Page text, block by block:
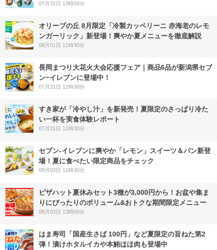
07月31日 13時00分
オリーブの丘 8月限定「冷製カッペリーニ 赤海老のレモ
ンガーリック」新登場！爽やか夏メニューを徹底解説
08月01日 11時30分
長岡まつり大花火大会応援フェア｜商品6品が新潟県セブ
ン−イレブンに登場中！
07月31日 11時30分
すき家が「冷やし汁」を新発売！夏限定のさっぱり冷た
い一杯を実食体験レポート
07月31日 11時30分
セブン‐イレブンに爽やか「レモン」スイーツ＆パン新登
場！夏に食べたい限定商品をチェック
08月03日 11時30分
ピザハット夏休みセット3種が3,000円から！お盆や集ま
りにぴったりのボリューム&おトクな期間限定メニュー
08月03日 13時00分
はま寿司「国産生さば 100円」など夏限定の旨ねた第2
弾！漬けホタルイカや本鮪ほほ肉も登場中